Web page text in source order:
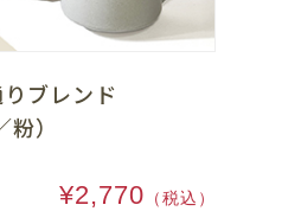
りブレンド
）
¥2,770 （税込）